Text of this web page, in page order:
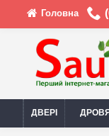
Головна
ДВЕРІ